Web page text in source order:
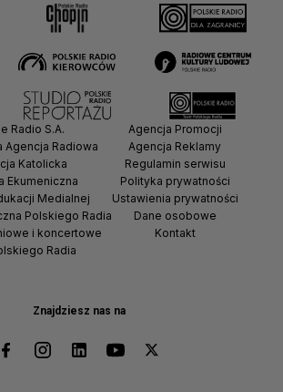
Znajdziesz nas na
Radio S.A.
Agencja Radiowa
Katolicka
Ekumeniczna
Medialnej
Polskiego Radia
i koncertowe
Radia
Agencja Promocji
Agencja Reklamy
Regulamin serwisu
Polityka prywatności
Ustawienia prywatności
Dane osobowe
Kontakt